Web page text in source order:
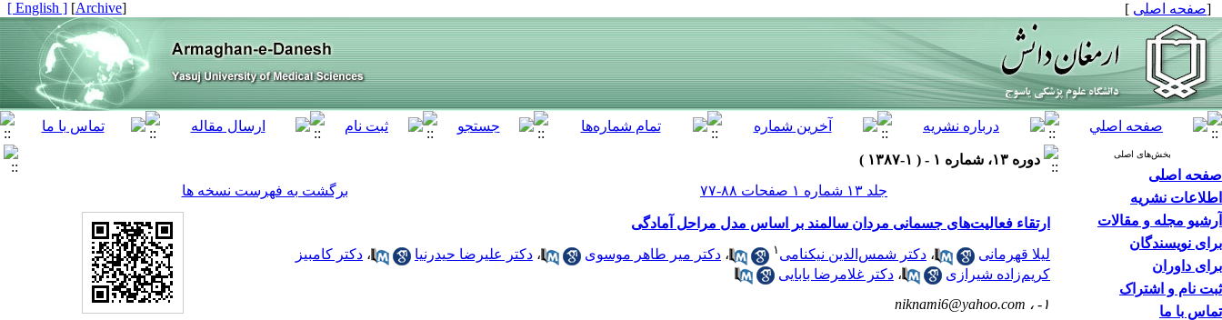
[صفحه اصلی ]
[
Archive
]
[ English ]
بخش‌های اصلی
صفحه اصلی
اطلاعات نشریه
آرشیو مجله و مقالات
برای نویسندگان
برای داوران
ثبت نام و اشتراک
تماس با ما
دوره ۱۳، شماره ۱ - ( ۱-۱۳۸۷ )
جلد ۱۳ شماره ۱ صفحات ۸۸-۷۷
برگشت به فهرست نسخه ها
ارتقاء فعالیت‌های جسمانی مردان سالمند بر اساس مدل مراحل آمادگی
لیلا قهرمانی ، دکتر شمس‌الدین نیکنامی ۱ ، دکتر میر طاهر موسوی ، دکتر علیرضا حیدرنیا ، دکتر کامبیز
کریم‌زاده شیرازی
، دکتر غلامرضا بابایی
۱- ،
niknami6@yahoo.com